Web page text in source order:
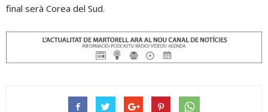
final serà Corea del Sud.